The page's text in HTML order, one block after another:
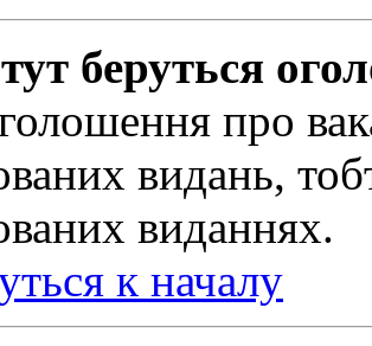
беруться
про
видань,
виданнях.
к началу